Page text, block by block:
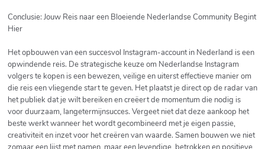
Conclusie: Jouw Reis naar een Bloeiende Nederlandse Community Begint
Hier
Het opbouwen van een succesvol Instagram-account in Nederland is een
opwindende reis. De strategische keuze om Nederlandse Instagram
volgers te kopen is een bewezen, veilige en uiterst effectieve manier om
die reis een vliegende start te geven. Het plaatst je direct op de radar van
het publiek dat je wilt bereiken en creëert de momentum die nodig is
voor duurzaam, langetermijnsucces. Vergeet niet dat deze aankoop het
beste werkt wanneer het wordt gecombineerd met je eigen passie,
creativiteit en inzet voor het creëren van waarde. Samen bouwen we niet